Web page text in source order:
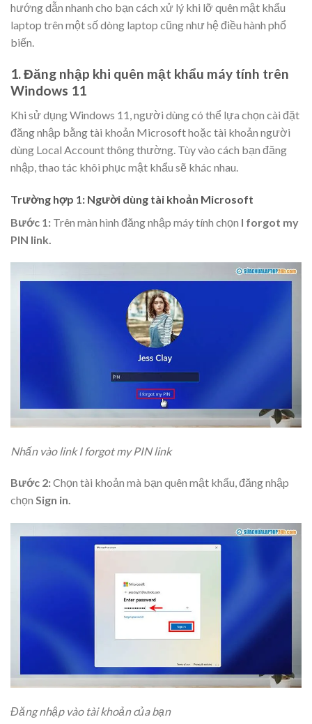
hướng dẫn nhanh cho bạn cách xử lý khi lỡ quên mật khẩu
laptop trên một số dòng laptop cũng như hệ điều hành phổ
biến.
1. Đăng nhập khi quên mật khẩu máy tính trên
Windows 11
Khi sử dụng Windows 11, người dùng có thể lựa chọn cài đặt
đăng nhập bằng tài khoản Microsoft hoặc tài khoản người
dùng Local Account thông thường. Tùy vào cách bạn đăng
nhập, thao tác khôi phục mật khẩu sẽ khác nhau.
Trường hợp 1: Người dùng tài khoản Microsoft
Bước 1: Trên màn hình đăng nhập máy tính chọn I forgot my
PIN link.
Nhấn vào link I forgot my PIN link
Bước 2:Chọn tài khoản mà bạn quên mật khẩu, đăng nhập
chọn Sign in.
Đăng nhập vào tài khoản của bạn